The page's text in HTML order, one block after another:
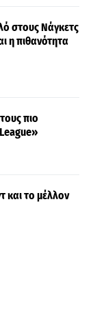
στους Νάγκετς
η πιθανότητα
πιο
και το μέλλον